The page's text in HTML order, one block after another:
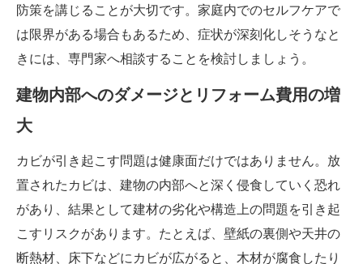
防策を講じることが大切です。家庭内でのセルフケアで
は限界がある場合もあるため、症状が深刻化しそうなと
きには、専門家へ相談することを検討しましょう。
建物内部へのダメージとリフォーム費用の増
大
カビが引き起こす問題は健康面だけではありません。放
置されたカビは、建物の内部へと深く侵食していく恐れ
があり、結果として建材の劣化や構造上の問題を引き起
こすリスクがあります。たとえば、壁紙の裏側や天井の
断熱材、床下などにカビが広がると、木材が腐食したり